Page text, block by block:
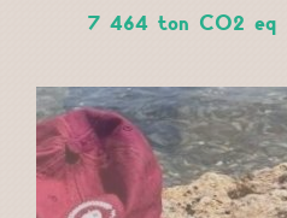
VIDEOTECA
FAQS
MERCH
CONTACTO
7 464 ton CO2 eq